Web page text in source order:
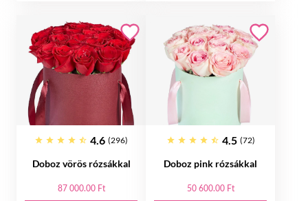
4.6 (296)
Doboz vörös rózsákkal
87 000.00 Ft
4.5 (72)
Doboz pink rózsákkal
50 600.00 Ft